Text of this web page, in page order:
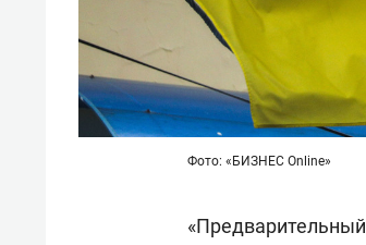
Фото: «БИЗНЕС Online»